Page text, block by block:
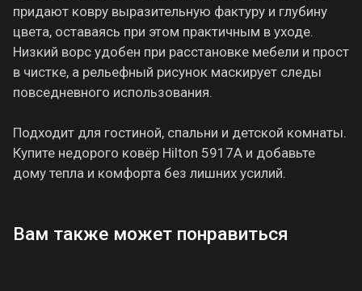
придают ковру выразительную фактуру и глубину
цвета, оставаясь при этом практичным в уходе.
Низкий ворс удобен при расстановке мебели и прост
в чистке, а рельефный рисунок маскирует следы
повседневного использования.
Подходит для гостиной, спальни и детской комнаты.
Купите недорого ковёр Hilton 5917A и добавьте
дому тепла и комфорта без лишних усилий.
Вам также может понравиться